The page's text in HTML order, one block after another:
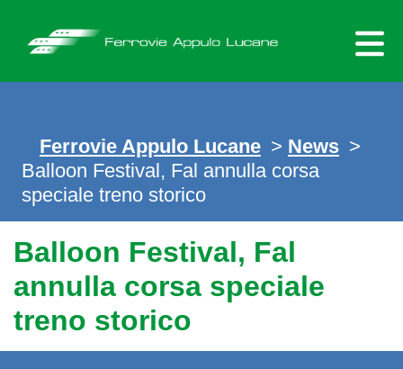
content
Ferrovie Appulo Lucane > News >
Balloon Festival, Fal annulla corsa
speciale treno storico
Balloon Festival, Fal
annulla corsa speciale
treno storico